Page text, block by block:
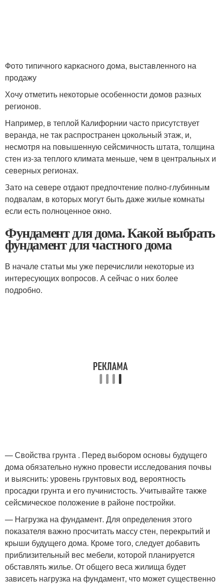
Фото типичного каркасного дома, выставленного на
продажу
Хочу отметить некоторые особенности домов разных
регионов.
Например, в теплой Калифорнии часто присутствует
веранда, не так распространен цокольный этаж, и,
несмотря на повышенную сейсмичность штата, толщина
стен из-за теплого климата меньше, чем в центральных и
северных регионах.
Зато на севере отдают предпочтение полно-глубинным
подвалам, в которых могут быть даже жилые комнаты
если есть полноценное окно.
Фундамент для дома. Какой выбрать
фундамент для частного дома
В начале статьи мы уже перечислили некоторые из
интересующих вопросов. А сейчас о них более
подробно.
— Свойства грунта . Перед выбором основы будущего
дома обязательно нужно провести исследования почвы
и выяснить: уровень грунтовых вод, вероятность
просадки грунта и его пучинистость. Учитывайте также
сейсмическое положение в районе постройки.
— Нагрузка на фундамент. Для определения этого
показателя важно просчитать массу стен, перекрытий и
крыши будущего дома. Кроме того, следует добавить
приблизительный вес мебели, которой планируется
обставлять жилье. От общего веса жилища будет
зависеть нагрузка на фундамент, что может существенно